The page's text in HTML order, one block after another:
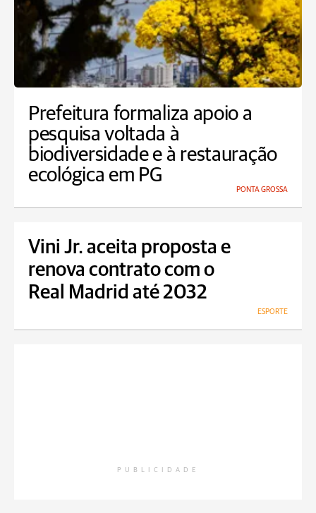
Prefeitura formaliza apoio a
pesquisa voltada à
biodiversidade e à restauração
ecológica em PG
PONTA GROSSA
Vini Jr. aceita proposta e
renova contrato com o
Real Madrid até 2032
ESPORTE
PUBLICIDADE